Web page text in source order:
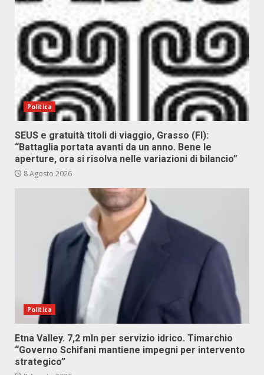
Politica
SEUS e gratuità titoli di viaggio, Grasso (FI):
“Battaglia portata avanti da un anno. Bene le
aperture, ora si risolva nelle variazioni di bilancio”
8 Agosto 2026
Politica
Etna Valley. 7,2 mln per servizio idrico. Timarchio
“Governo Schifani mantiene impegni per intervento
strategico”